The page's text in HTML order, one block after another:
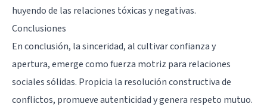
huyendo de las relaciones tóxicas y negativas.
Conclusiones
En conclusión, la sinceridad, al cultivar confianza y
apertura, emerge como fuerza motriz para relaciones
sociales sólidas. Propicia la resolución constructiva de
conflictos, promueve autenticidad y genera respeto mutuo.